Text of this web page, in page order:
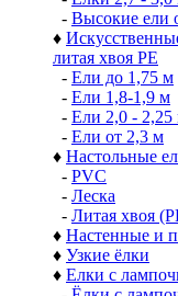
- Высокие ели
♦
литая хвоя РЕ
- Ели до 1,75 м
- Ели 1,8-1,9 м
- Ели 2,0 - 2,25
- Ели от 2,3 м
♦ Настольные
- PVC
- Леска
- Литая хвоя
♦ Настенные и
♦ Узкие ёлки
♦ Елки с